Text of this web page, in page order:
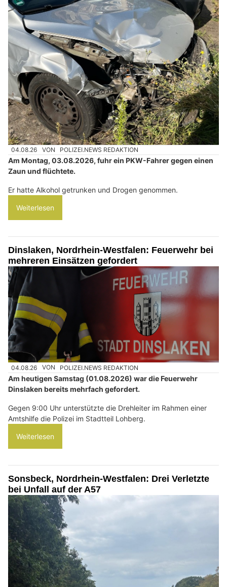
04.08.26 VON POLIZEI.NEWS REDAKTION
Am Montag, 03.08.2026, fuhr ein PKW-Fahrer gegen einen
Zaun und flüchtete.
Er hatte Alkohol getrunken und Drogen genommen.
Weiterlesen
Dinslaken, Nordrhein-Westfalen: Feuerwehr bei
mehreren Einsätzen gefordert
04.08.26 VON POLIZEI.NEWS REDAKTION
Am heutigen Samstag (01.08.2026) war die Feuerwehr
Dinslaken bereits mehrfach gefordert.
Gegen 9:00 Uhr unterstützte die Drehleiter im Rahmen einer
Amtshilfe die Polizei im Stadtteil Lohberg.
Weiterlesen
Sonsbeck, Nordrhein-Westfalen: Drei Verletzte
bei Unfall auf der A57